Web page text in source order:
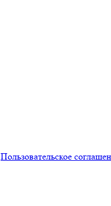
Пользовательское